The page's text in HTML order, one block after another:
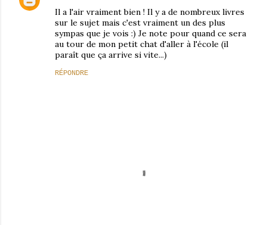
Il a l'air vraiment bien ! Il y a de nombreux livres
sur le sujet mais c'est vraiment un des plus
sympas que je vois :) Je note pour quand ce sera
au tour de mon petit chat d'aller à l'école (il
paraît que ça arrive si vite...)
RÉPONDRE